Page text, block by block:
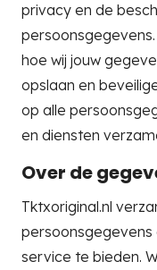
privacy en de
hoe wij jouw
opslaan en
op alle
en diensten
Over de
Tktxoriginal.nl
persoonsgegevens
service te bieden.